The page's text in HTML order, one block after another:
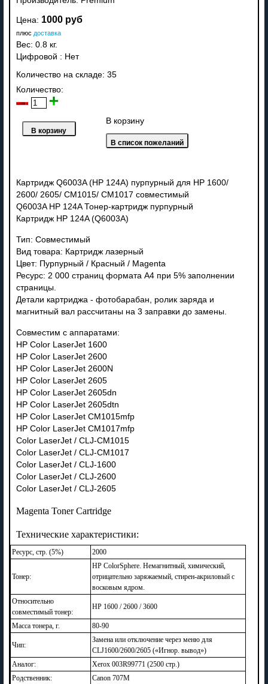
Цена: 1000 руб
плюс доставка
Вес: 0.8 кг.
Цифровой : Нет
Количество на складе: 35
Количество:
В корзину
Картридж Q6003A (HP 124A) пурпурный для HP 1600/
2600/ 2605/ CM1015/ CM1017 совместимый
Q6003A HP 124A Тонер-картридж пурпурный
Картридж HP 124A (Q6003A)
Тип: Совместимый
Вид товара: Картридж лазерный
Цвет: Пурпурный / Красный / Magenta
Ресурс: 2 000 страниц формата А4 при 5% заполнении
страницы.
Детали картриджа - фотобарабан, ролик заряда и
магнитный вал рассчитаны на 3 заправки до замены.
Совместим с аппаратами:
HP Color LaserJet 1600
HP Color LaserJet 2600
HP Color LaserJet 2600N
HP Color LaserJet 2605
HP Color LaserJet 2605dn
HP Color LaserJet 2605dtn
HP Color LaserJet CM1015mfp
HP Color LaserJet CM1017mfp
Color LaserJet / CLJ-CM1015
Color LaserJet / CLJ-CM1017
Color LaserJet / CLJ-1600
Color LaserJet / CLJ-2600
Color LaserJet / CLJ-2605
Magenta Toner Cartridge
Технические характеристики:
Ресурс, стр. (5%) 2000
Тонер:
HP ColorSphere. Немагнитный, химический,
отрицательно заряжаемый, стирен-акриловый с
восковым ядром.
Относительно
совместимый тонер:
HP 1600 / 2600 / 3600
Масса тонера, г. 80-90
Чип:
Замена или отключение через меню для
CLJ1600/2600/2605 («Игнор. вывод»)
Аналог:
Xerox 003R99771 (2500 стр.)
Родственник:
Сanon 707M